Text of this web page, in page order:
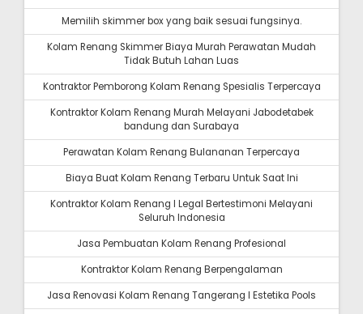
Memilih skimmer box yang baik sesuai fungsinya.
Kolam Renang Skimmer Biaya Murah Perawatan Mudah
Tidak Butuh Lahan Luas
Kontraktor Pemborong Kolam Renang Spesialis Terpercaya
Kontraktor Kolam Renang Murah Melayani Jabodetabek
bandung dan Surabaya
Perawatan Kolam Renang Bulananan Terpercaya
Biaya Buat Kolam Renang Terbaru Untuk Saat Ini
Kontraktor Kolam Renang I Legal Bertestimoni Melayani
Seluruh Indonesia
Jasa Pembuatan Kolam Renang Profesional
Kontraktor Kolam Renang Berpengalaman
Jasa Renovasi Kolam Renang Tangerang I Estetika Pools